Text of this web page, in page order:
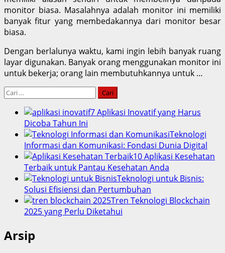
monitor biasa. Masalahnya adalah monitor ini memiliki
banyak fitur yang membedakannya dari monitor besar
biasa.
Dengan berlalunya waktu, kami ingin lebih banyak ruang
layar digunakan. Banyak orang menggunakan monitor ini
untuk bekerja; orang lain membutuhkannya untuk …
Cari
7 Aplikasi Inovatif yang Harus
Dicoba Tahun Ini
Teknologi
Informasi dan Komunikasi: Fondasi Dunia Digital
10 Aplikasi Kesehatan
Terbaik untuk Pantau Kesehatan Anda
Teknologi untuk Bisnis:
Solusi Efisiensi dan Pertumbuhan
Tren Teknologi Blockchain
2025 yang Perlu Diketahui
Arsip